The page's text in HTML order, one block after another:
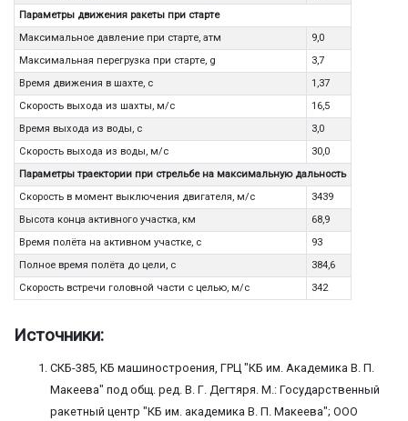
Параметры движения ракеты при старте
Максимальное давление при старте, атм
9,0
Максимальная перегрузка при старте, g
3,7
Время движения в шахте, с
1,37
Скорость выхода из шахты, м/с
16,5
Время выхода из воды, с
3,0
Скорость выхода из воды, м/с
30,0
Параметры траектории при стрельбе на максимальную дальность
Скорость в момент выключения двигателя, м/с
3439
Высота конца активного участка, км
68,9
Время полёта на активном участке, с
93
Полное время полёта до цели, с
384,6
Скорость встречи головной части с целью, м/с
342
Источники:
СКБ-385, КБ машиностроения, ГРЦ "КБ им. Академика В. П.
Макеева" под общ. ред. В. Г. Дегтяря. М.: Государственный
ракетный центр "КБ им. академика В. П. Макеева"; ООО